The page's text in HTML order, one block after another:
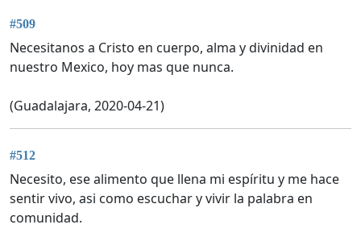
#509
Necesitanos a Cristo en cuerpo, alma y divinidad en
nuestro Mexico, hoy mas que nunca.
(Guadalajara, 2020-04-21)
#512
Necesito, ese alimento que llena mi espíritu y me hace
sentir vivo, asi como escuchar y vivir la palabra en
comunidad.